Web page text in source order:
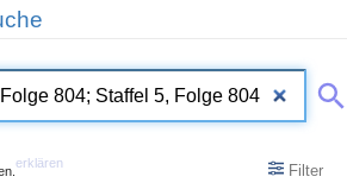
erklären Filter